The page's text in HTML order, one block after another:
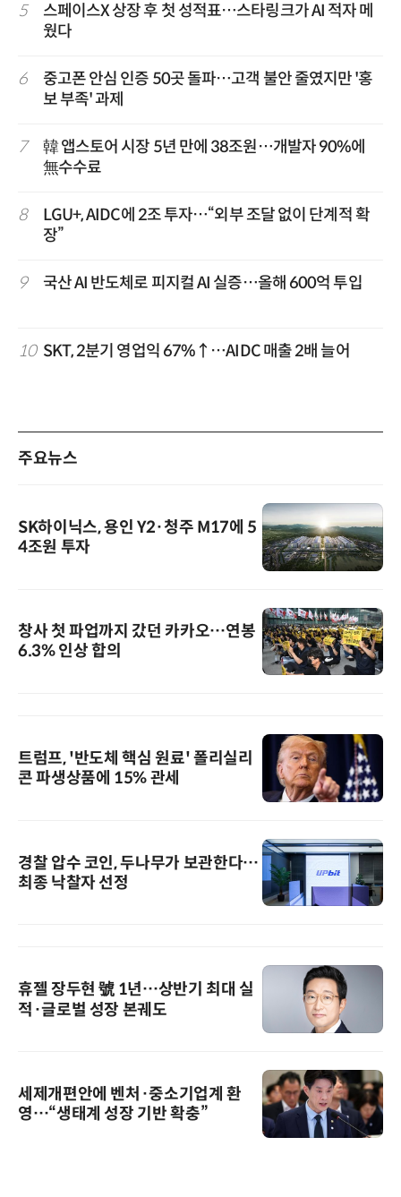
5
스페이스X 상장 후 첫 성적표…스타링크가 AI 적자 메
웠다
6
중고폰 안심 인증 50곳 돌파…고객 불안 줄였지만 '홍
보 부족' 과제
7
韓 앱스토어 시장 5년 만에 38조원…개발자 90%에
無수수료
8
LGU+, AIDC에 2조 투자…“외부 조달 없이 단계적 확
장”
9 국산 AI 반도체로 피지컬 AI 실증…올해 600억 투입
10 SKT, 2분기 영업익 67%↑…AIDC 매출 2배 늘어
주요뉴스
SK하이닉스, 용인 Y2·청주 M17에 5
4조원 투자
창사 첫 파업까지 갔던 카카오…연봉
6.3% 인상 합의
트럼프, '반도체 핵심 원료' 폴리실리
콘 파생상품에 15% 관세
경찰 압수 코인, 두나무가 보관한다…
최종 낙찰자 선정
휴젤 장두현 號 1년…상반기 최대 실
적·글로벌 성장 본궤도
세제개편안에 벤처·중소기업계 환
영…“생태계 성장 기반 확충”